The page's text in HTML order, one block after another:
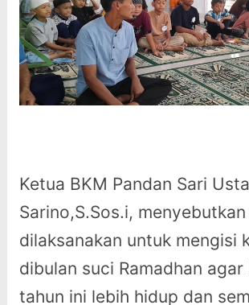
Ketua BKM Pandan Sari
Sarino,S.Sos.i,
dilaksanakan untuk mengisi
dibulan suci Ramadhan agar
tahun ini lebih hidup dan